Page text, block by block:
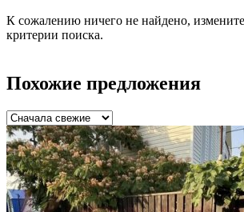
К сожалению ничего не найдено,
критерии поиска.
Похожие предложения